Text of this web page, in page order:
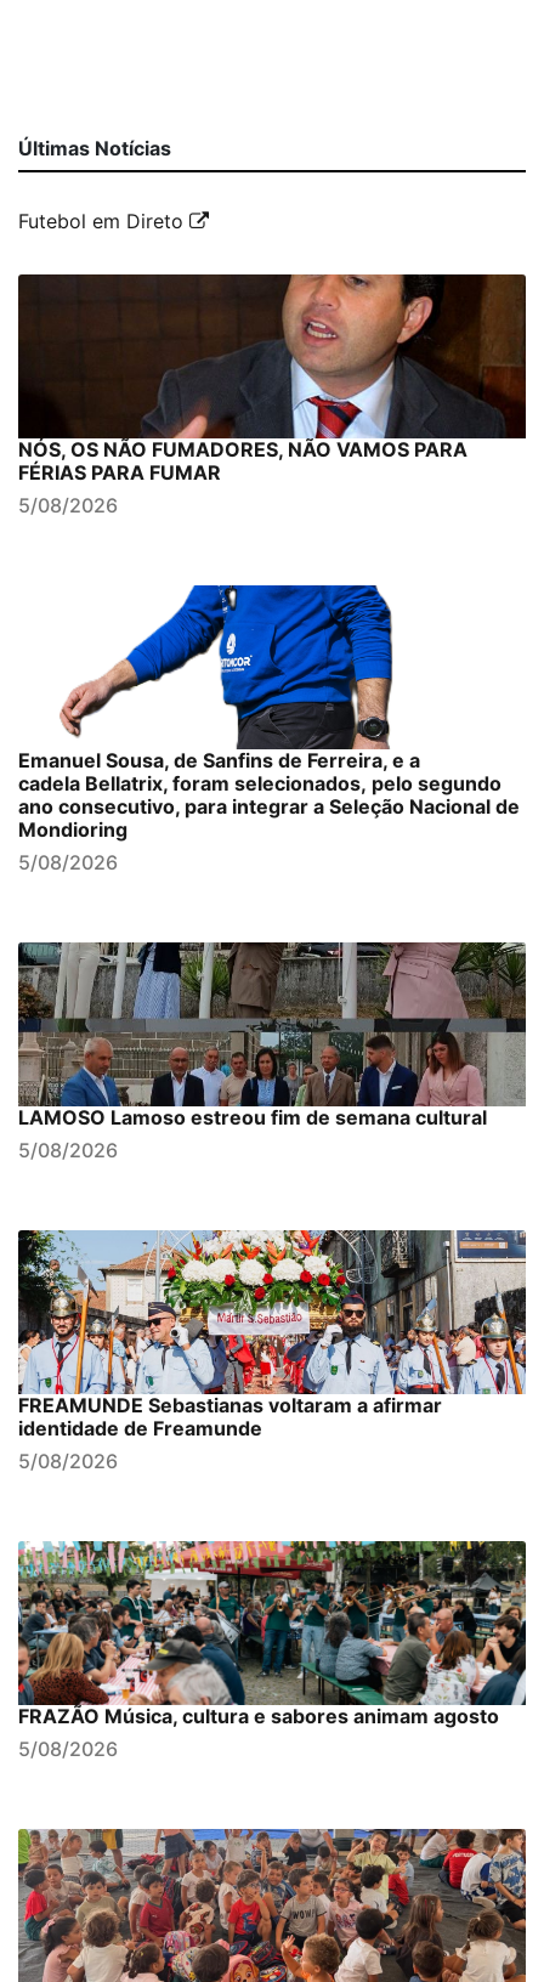
Últimas Notícias
Futebol em Direto
NÓS, OS NÃO FUMADORES, NÃO VAMOS PARA
FÉRIAS PARA FUMAR
5/08/2026
Emanuel Sousa, de Sanfins de Ferreira, e a
cadela Bellatrix, foram selecionados, pelo segundo
ano consecutivo, para integrar a Seleção Nacional de
Mondioring
5/08/2026
LAMOSO Lamoso estreou fim de semana cultural
5/08/2026
FREAMUNDE Sebastianas voltaram a afirmar
identidade de Freamunde
5/08/2026
FRAZÃO Música, cultura e sabores animam agosto
5/08/2026